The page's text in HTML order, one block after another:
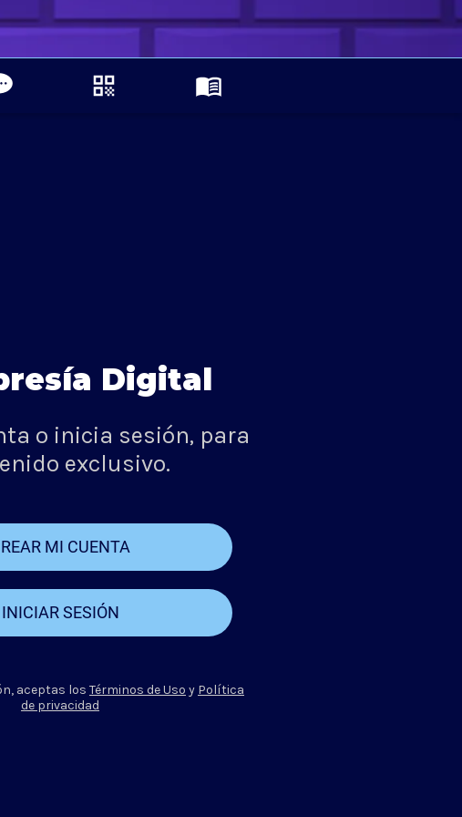
Digital
o inicia sesión, para
exclusivo.
MI CUENTA
INICIAR SESIÓN
aceptas los Términos de Uso y Política
de privacidad